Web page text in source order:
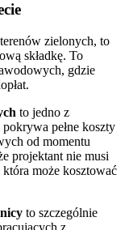
zielonych, to
składkę. To
gdzie
to jedno z
pełne koszty
od momentu
projektant nie musi
może kosztować
to szczególnie
z